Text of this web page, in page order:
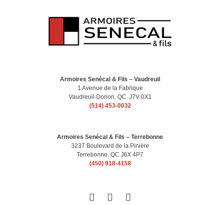
Armoires Senécal & Fils – Vaudreuil
1 Avenue de la Fabrique
Vaudreuil-Dorion, QC J7V 0X1
(514) 453-0032
Armoires Senécal & Fils – Terrebonne
3237 Boulevard de la Pinière
Terrebonne, QC J6X 4P7
(450) 918-4158